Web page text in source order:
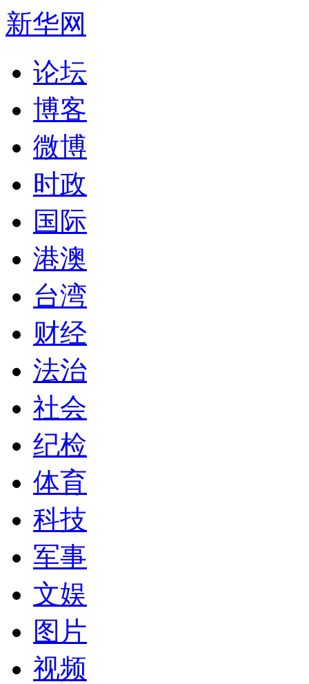
新华网
论坛
博客
微博
时政
国际
港澳
台湾
财经
法治
社会
纪检
体育
科技
军事
文娱
图片
视频